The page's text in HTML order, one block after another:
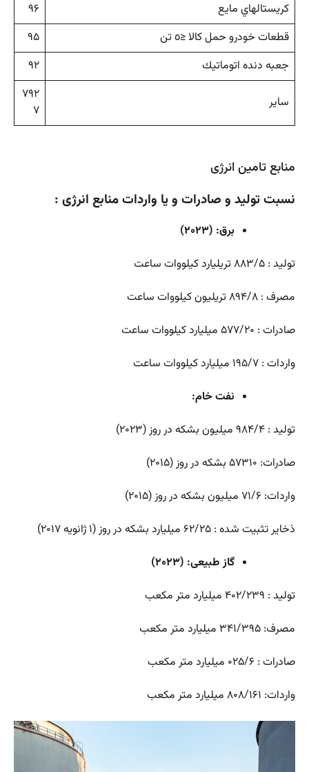
كريستالهاي مايع
۹۶
قطعات خودرو حمل كالا ≤٥ تن
۹۵
جعبه دنده اتوماتيك
۹۲
ساير
۷۹۲
۷
منابع تامین انرژی
نسبت تولید و صادرات و یا واردات منابع انرژی :
برق: (۲۰۲۳)
تولید : ۸۸۳/۵ تریلیارد کیلووات ساعت
مصرف : ۸۹۴/۸ تریلیون کیلووات ساعت
صادرات : ۵۷۷/۲۰ میلیارد کیلووات ساعت
واردات : ۱۹۵/۷ میلیارد کیلووات ساعت
نفت خام:
تولید : ۹۸۴/۴ میلیون بشکه در روز (۲۰۲۳)
صادرات: ۵۷۳۱۰ بشکه در روز (۲۰۱۵)
واردات: ۷۱/۶ میلیون بشکه در روز (۲۰۱۵)
ذخایر تثبیت شده : ۶۲/۲۵ میلیارد بشکه در روز (۱ ژانویه ۲۰۱۷)
گاز طبیعی: (۲۰۲۳)
تولید : ۴۰۲/۲۳۹ میلیارد متر مکعب
مصرف: ۳۴۱/۳۹۵ میلیارد متر مکعب
صادرات : ۰۲۵/۶ میلیارد متر مکعب
واردات: ۸۰۸/۱۶۱ میلیارد متر مکعب